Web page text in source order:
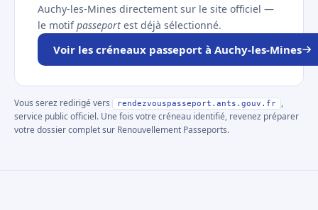
Auchy-les-Mines directement sur le site officiel —
le motifpasseport est déjà sélectionné.
Voir les créneaux passeport à Auchy-les-Mines
Vous serez redirigé vers rendezvouspasseport.ants.gouv.fr
,
service public officiel. Une fois votre créneau identifié, revenez préparer
votre dossier complet sur Renouvellement Passeports.